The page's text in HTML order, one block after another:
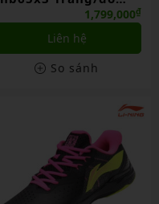
1,799,000₫
Liên hệ
So sánh